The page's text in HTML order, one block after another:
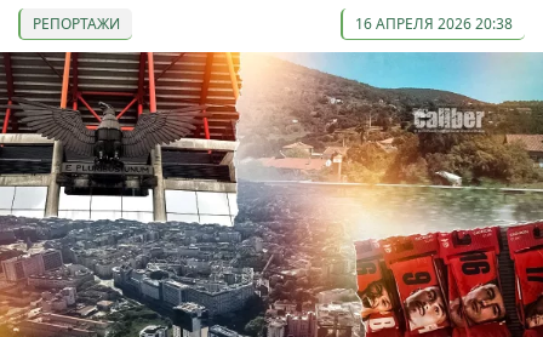
РЕПОРТАЖИ 16 АПРЕЛЯ 2026 20:38